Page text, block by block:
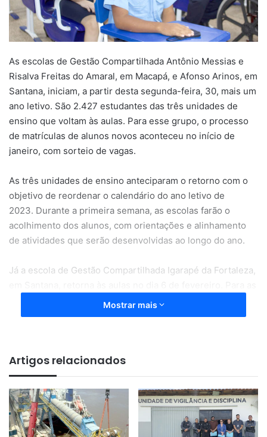
As escolas de Gestão Compartilhada Antônio Messias e
Risalva Freitas do Amaral, em Macapá, e Afonso Arinos, em
Santana, iniciam, a partir desta segunda-feira, 30, mais um
ano letivo. São 2.427 estudantes das três unidades de
ensino que voltam às aulas. Para esse grupo, o processo
de matrículas de alunos novos aconteceu no início de
janeiro, com sorteio de vagas.
As três unidades de ensino anteciparam o retorno com o
objetivo de reordenar o calendário do ano letivo de
2023. Durante a primeira semana, as escolas farão o
acolhimento dos alunos, com orientações e alinhamento
de atividades que serão desenvolvidas ao longo do ano.
Já a escola de Gestão Compartilhada Igarapé da Fortaleza,
demais escolas da rede estadual, o
está previsto para começar no dia 23 de fevereiro.
realiza a pré-matrícula para a etapa do Ensino Médio, nas
modalidades parcial e Integral e de Educação de Jovens e
Adultos (EJA).
Mostrar mais
Artigos relacionados